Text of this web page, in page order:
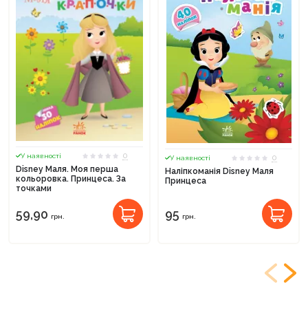
У наявності
0
Disney Маля. Моя перша
кольоровка. Принцеса. За
точками
59,90 грн.
У наявності
0
Наліпкоманія Disney Маля
Принцеса
95 грн.